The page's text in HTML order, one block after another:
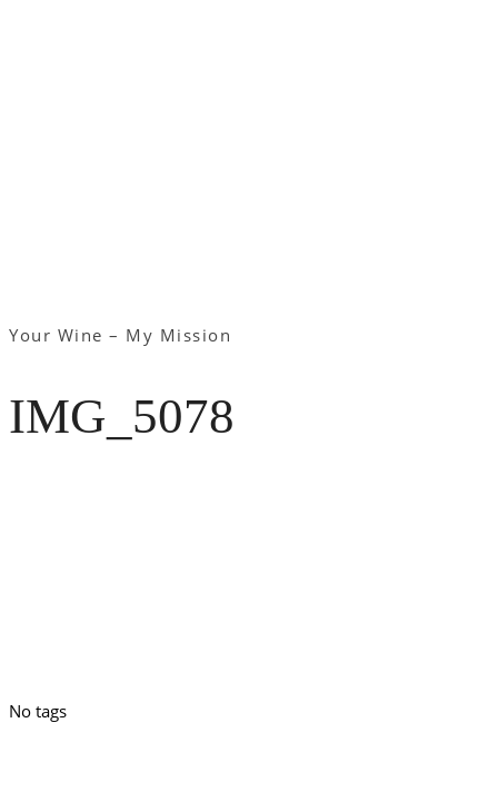
Your Wine – My Mission
IMG_5078
No tags